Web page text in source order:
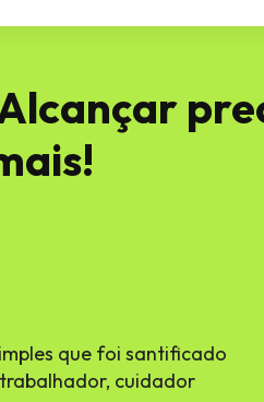
que foi santificado
cuidador